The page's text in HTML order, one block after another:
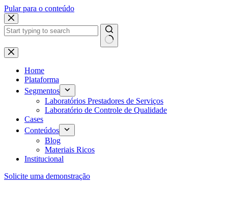
Pular para o conteúdo
Home
Plataforma
Segmentos
Laboratórios Prestadores de Serviços
Laboratório de Controle de Qualidade
Cases
Conteúdos
Blog
Materiais Ricos
Institucional
Solicite uma demonstração